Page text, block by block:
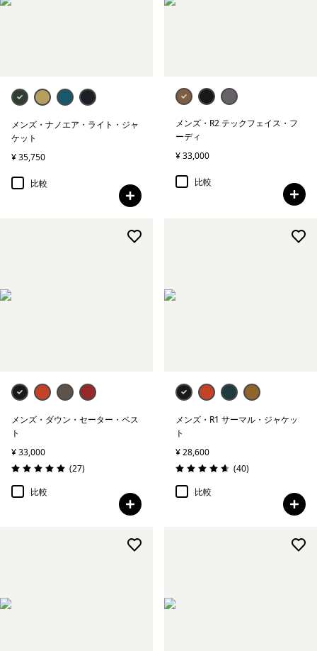
メンズ・ナノエア・ライト・ジャ
ケット
¥ 35,750
比較
メンズ・R2 テックフェイス・フ
ーディ
¥ 33,000
比較
メンズ・ダウン・セーター・ベス
ト
¥ 33,000
評価: 5.0 / 5
(27レビュー
)
比較
メンズ・R1 サーマル・ジャケッ
ト
¥ 28,600
評価: 4.7 / 5
(40レビュー
)
比較